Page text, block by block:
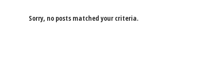
Sorry, no posts matched your criteria.